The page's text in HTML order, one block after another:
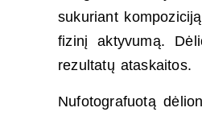
sukuriant
fizinį aktyvumą.
rezultatų ataskaitos.
Nufotografuotą